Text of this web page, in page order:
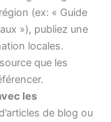
(ex: « Guide
»), publiez une
locales.
que les
les
de blog ou